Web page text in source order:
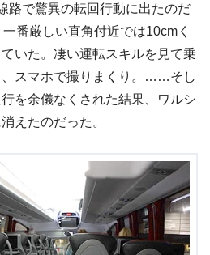
路で驚異の転回行動に出たのだ
番厳しい直角付近では10cmく
いた。凄い運転スキルを見て乗
、スマホで撮りまくり。……そし
を余儀なくされた結果、ワルシ
えたのだった。